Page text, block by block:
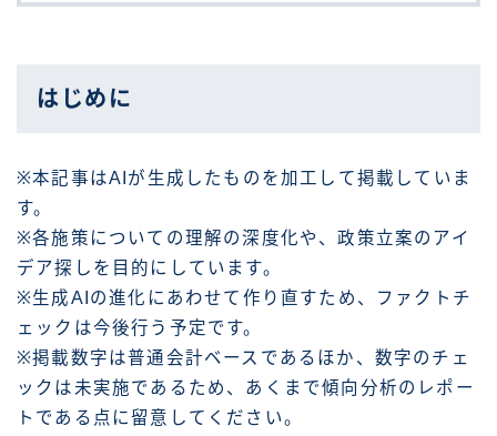
はじめに
※本記事はAIが生成したものを加工して掲載していま
す。
※各施策についての理解の深度化や、政策立案のアイ
デア探しを目的にしています。
※生成AIの進化にあわせて作り直すため、ファクトチ
ェックは今後行う予定です。
※掲載数字は普通会計ベースであるほか、数字のチェ
ックは未実施であるため、あくまで傾向分析のレポー
トである点に留意してください。